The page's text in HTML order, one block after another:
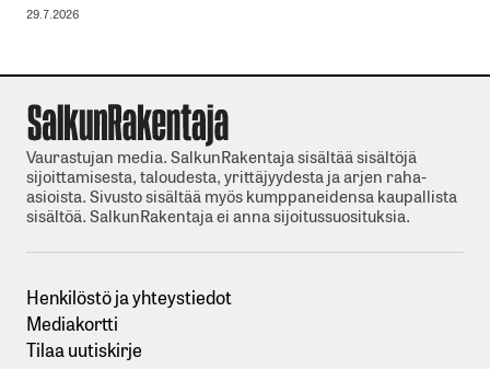
29.7.2026
Vaurastujan media. SalkunRakentaja sisältää sisältöjä
sijoittamisesta, taloudesta, yrittäjyydesta ja arjen raha-
asioista. Sivusto sisältää myös kumppaneidensa kaupallista
sisältöä. SalkunRakentaja ei anna sijoitussuosituksia.
Henkilöstö ja yhteystiedot
Mediakortti
Tilaa uutiskirje